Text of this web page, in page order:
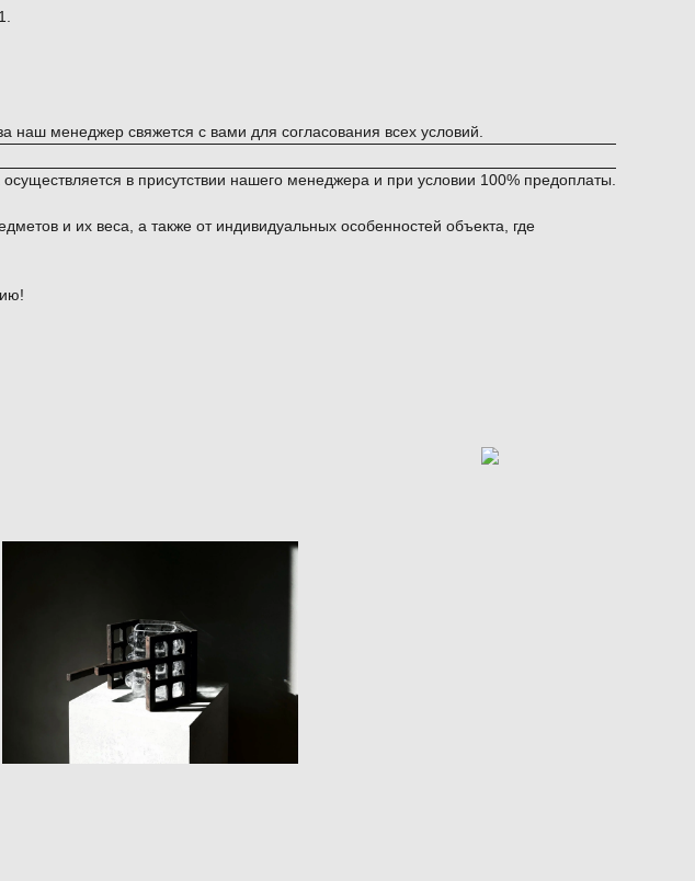
менеджер свяжется с вами для согласования всех условий.
в присутствии нашего менеджера и при условии 100% предоплаты.
и их веса, а также от индивидуальных особенностей объекта, где